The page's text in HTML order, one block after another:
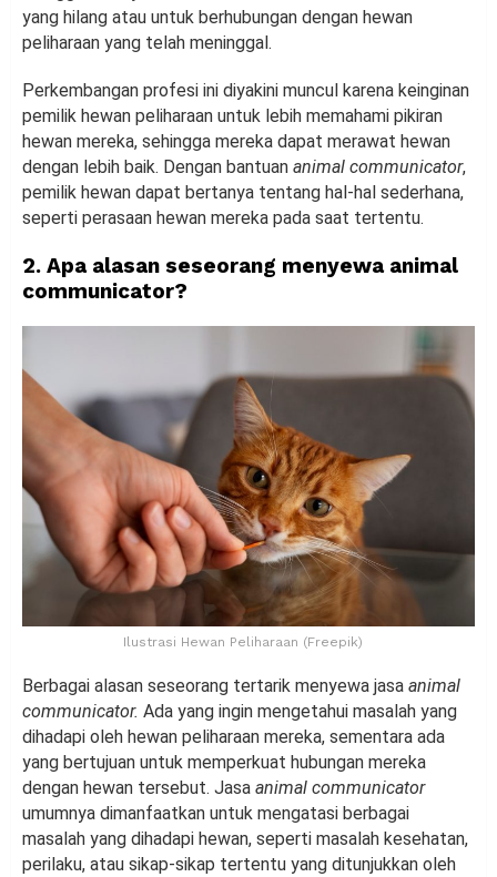
yang hilang atau untuk berhubungan dengan hewan
peliharaan yang telah meninggal.
Perkembangan profesi ini diyakini muncul karena keinginan
pemilik hewan peliharaan untuk lebih memahami pikiran
hewan mereka, sehingga mereka dapat merawat hewan
dengan lebih baik. Dengan bantuan animal communicator,
pemilik hewan dapat bertanya tentang hal-hal sederhana,
seperti perasaan hewan mereka pada saat tertentu.
2. Apa alasan seseorang menyewa animal
communicator?
Ilustrasi Hewan Peliharaan (Freepik)
Berbagai alasan seseorang tertarik menyewa jasa animal
communicator. Ada yang ingin mengetahui masalah yang
dihadapi oleh hewan peliharaan mereka, sementara ada
yang bertujuan untuk memperkuat hubungan mereka
dengan hewan tersebut. Jasa animal communicator
umumnya dimanfaatkan untuk mengatasi berbagai
masalah yang dihadapi hewan, seperti masalah kesehatan,
perilaku, atau sikap-sikap tertentu yang ditunjukkan oleh